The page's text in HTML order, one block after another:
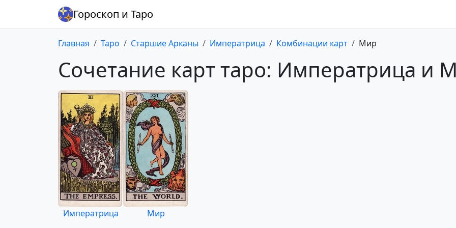
Гороскоп и Таро
Главная Таро Старшие Арканы Императрица Комбинации карт Мир
Сочетание карт таро: Императрица и
Императрица Мир